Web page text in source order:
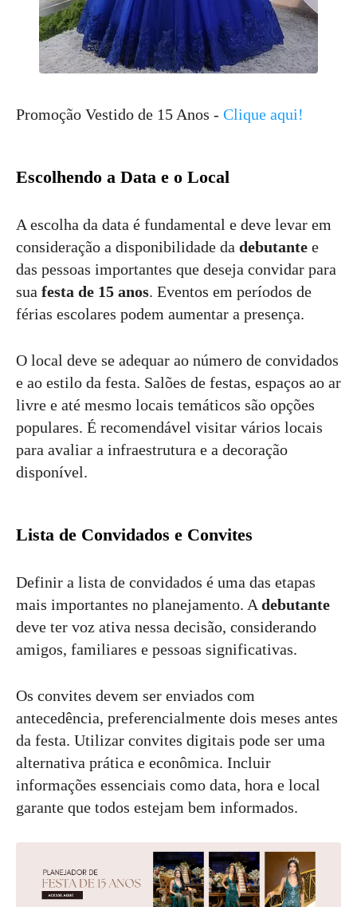
Promoção Vestido de 15 Anos - Clique aqui!
Escolhendo a Data e o Local
A escolha da data é fundamental e deve levar em
consideração a disponibilidade da debutante e
das pessoas importantes que deseja convidar para
sua festa de 15 anos. Eventos em períodos de
férias escolares podem aumentar a presença.
O local deve se adequar ao número de convidados
e ao estilo da festa. Salões de festas, espaços ao ar
livre e até mesmo locais temáticos são opções
populares. É recomendável visitar vários locais
para avaliar a infraestrutura e a decoração
disponível.
Lista de Convidados e Convites
Definir a lista de convidados é uma das etapas
mais importantes no planejamento. A debutante
deve ter voz ativa nessa decisão, considerando
amigos, familiares e pessoas significativas.
Os convites devem ser enviados com
antecedência, preferencialmente dois meses antes
da festa. Utilizar convites digitais pode ser uma
alternativa prática e econômica. Incluir
informações essenciais como data, hora e local
garante que todos estejam bem informados.